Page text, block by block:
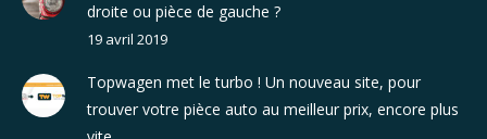
droite ou pièce de gauche ?
19 avril 2019
Topwagen met le turbo ! Un nouveau site, pour
trouver votre pièce auto au meilleur prix, encore plus